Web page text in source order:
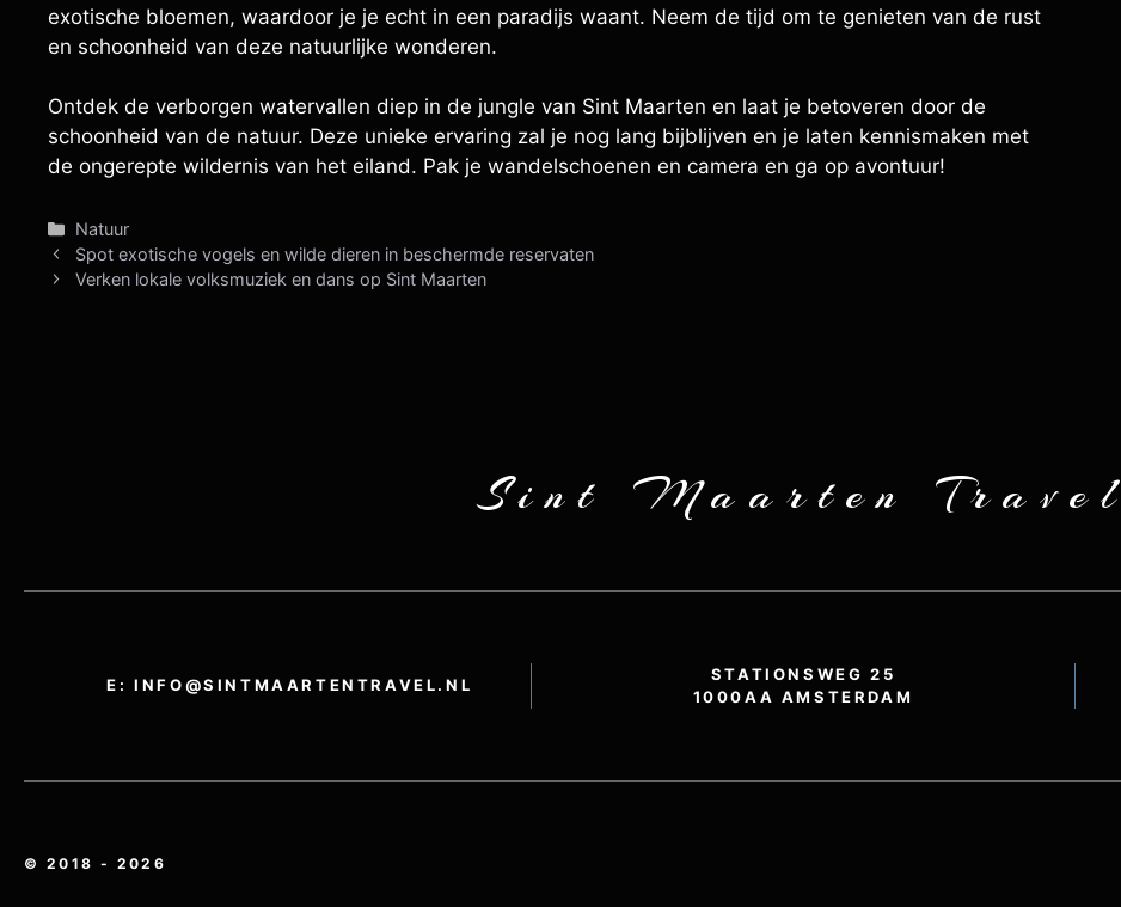
exotische bloemen, waardoor je je echt in een paradijs waant. Neem de tijd om te genieten van de rust
en schoonheid van deze natuurlijke wonderen.
Ontdek de verborgen watervallen diep in de jungle van Sint Maarten en laat je betoveren door de
schoonheid van de natuur. Deze unieke ervaring zal je nog lang bijblijven en je laten kennismaken met
de ongerepte wildernis van het eiland. Pak je wandelschoenen en camera en ga op avontuur!
Categorieën
Natuur
Spot exotische vogels en wilde dieren in beschermde reservaten
Verken lokale volksmuziek en dans op Sint Maarten
Sint Maarten Travel
E: INFO@SINTMAARTENTRAVEL.NL
STATIONSWEG 25
1000AA AMSTERDAM
© 2018 - 2026